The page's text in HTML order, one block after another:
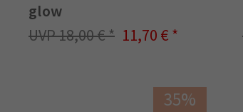
glow
18,00 €
11,70 €
35%